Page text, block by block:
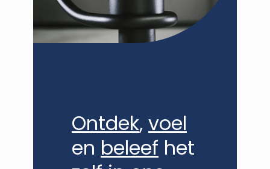
Ontdek, voel
en beleef het